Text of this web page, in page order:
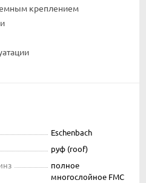
креплением
Eschenbach
руф (roof)
полное
многослойное FMC